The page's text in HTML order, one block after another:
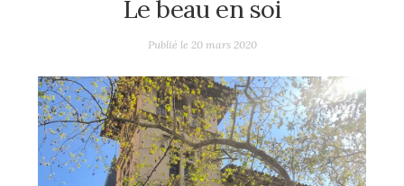
Le beau en soi
Publié le 20 mars 2020